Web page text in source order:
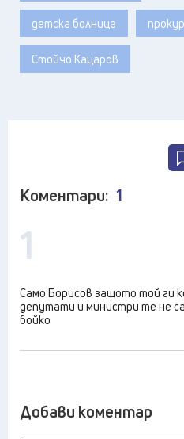
детска болница
Стойчо Кацаров
Коментари: 1
1
Само Борисов защото той ги
депутати и министри те не
бойко
Добави коментар